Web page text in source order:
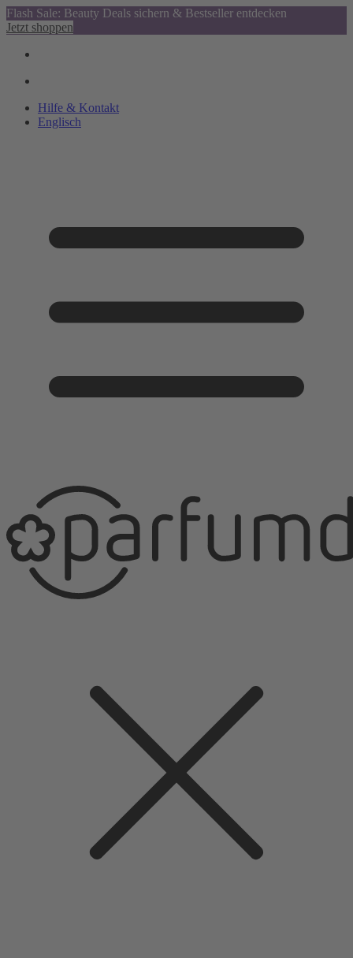
Flash Sale: Beauty Deals sichern & Bestseller entdecken
Jetzt shoppen
Hilfe & Kontakt
Englisch